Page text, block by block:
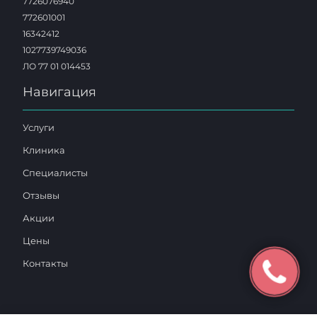
772601001
16342412
1027739749036
ЛО 77 01 014453
Навигация
Услуги
Клиника
Специалисты
Отзывы
Акции
Цены
Контакты